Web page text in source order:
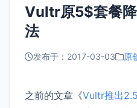
Vultr原5$套餐
法
发布于：2017-03-03 原
之前的文章《Vultr推出